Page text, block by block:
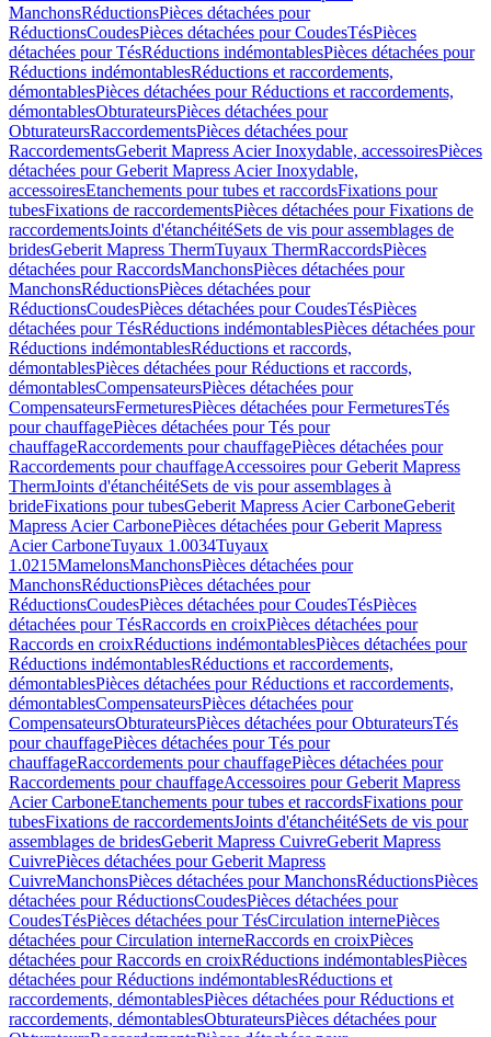
ManchonsRéductionsPièces détachées pour
RéductionsCoudesPièces détachées pour CoudesTésPièces
détachées pour TésRéductions indémontablesPièces détachées pour
Réductions indémontablesRéductions et raccordements,
démontablesPièces détachées pour Réductions et raccordements,
démontablesObturateursPièces détachées pour
ObturateursRaccordementsPièces détachées pour
RaccordementsGeberit Mapress Acier Inoxydable, accessoiresPièces
détachées pour Geberit Mapress Acier Inoxydable,
accessoiresEtanchements pour tubes et raccordsFixations pour
tubesFixations de raccordementsPièces détachées pour Fixations de
raccordementsJoints d'étanchéitéSets de vis pour assemblages de
bridesGeberit Mapress ThermTuyaux ThermRaccordsPièces
détachées pour RaccordsManchonsPièces détachées pour
ManchonsRéductionsPièces détachées pour
RéductionsCoudesPièces détachées pour CoudesTésPièces
détachées pour TésRéductions indémontablesPièces détachées pour
Réductions indémontablesRéductions et raccords,
démontablesPièces détachées pour Réductions et raccords,
démontablesCompensateursPièces détachées pour
CompensateursFermeturesPièces détachées pour FermeturesTés
pour chauffagePièces détachées pour Tés pour
chauffageRaccordements pour chauffagePièces détachées pour
Raccordements pour chauffageAccessoires pour Geberit Mapress
ThermJoints d'étanchéitéSets de vis pour assemblages à
brideFixations pour tubesGeberit Mapress Acier CarboneGeberit
Mapress Acier CarbonePièces détachées pour Geberit Mapress
Acier CarboneTuyaux 1.0034Tuyaux
1.0215MamelonsManchonsPièces détachées pour
ManchonsRéductionsPièces détachées pour
RéductionsCoudesPièces détachées pour CoudesTésPièces
détachées pour TésRaccords en croixPièces détachées pour
Raccords en croixRéductions indémontablesPièces détachées pour
Réductions indémontablesRéductions et raccordements,
démontablesPièces détachées pour Réductions et raccordements,
démontablesCompensateursPièces détachées pour
CompensateursObturateursPièces détachées pour ObturateursTés
pour chauffagePièces détachées pour Tés pour
chauffageRaccordements pour chauffagePièces détachées pour
Raccordements pour chauffageAccessoires pour Geberit Mapress
Acier CarboneEtanchements pour tubes et raccordsFixations pour
tubesFixations de raccordementsJoints d'étanchéitéSets de vis pour
assemblages de bridesGeberit Mapress CuivreGeberit Mapress
CuivrePièces détachées pour Geberit Mapress
CuivreManchonsPièces détachées pour ManchonsRéductionsPièces
détachées pour RéductionsCoudesPièces détachées pour
CoudesTésPièces détachées pour TésCirculation internePièces
détachées pour Circulation interneRaccords en croixPièces
détachées pour Raccords en croixRéductions indémontablesPièces
détachées pour Réductions indémontablesRéductions et
raccordements, démontablesPièces détachées pour Réductions et
raccordements, démontablesObturateursPièces détachées pour